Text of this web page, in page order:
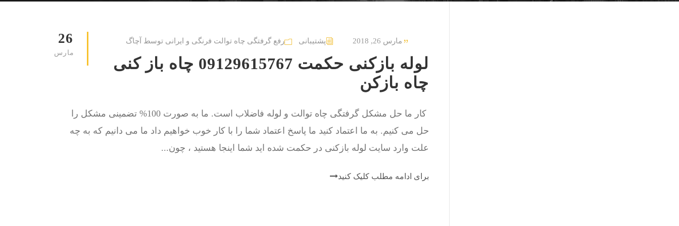
26
مارس
مارس 26, 2018 پشتیبانی رفع گرفتگی چاه توالت فرنگی و ایرانی توسط آچاگ
لوله بازکنی حکمت 09129615767 چاه باز کنی
چاه بازکن
کار ما حل مشکل گرفتگی چاه توالت و لوله فاضلاب است. ما به صورت 100% تضمینی مشکل را
حل می کنیم. به ما اعتماد کنید ما پاسخ اعتماد شما را با کار خوب خواهیم داد ما می دانیم که به چه
علت وارد سایت لوله بازکنی در حکمت شده اید شما اینجا هستید ، چون...
برای ادامه مطلب کلیک کنید